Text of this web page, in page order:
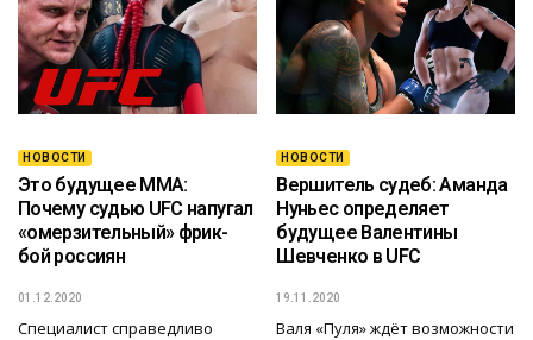
НОВОСТИ
Это будущее MMA:
Почему судью UFC напугал
«омерзительный» фрик-
бой россиян
01.12.2020
Специалист справедливо
НОВОСТИ
Вершитель судеб: Аманда
Нуньес определяет
будущее Валентины
Шевченко в UFC
19.11.2020
Валя «Пуля» ждёт возможности